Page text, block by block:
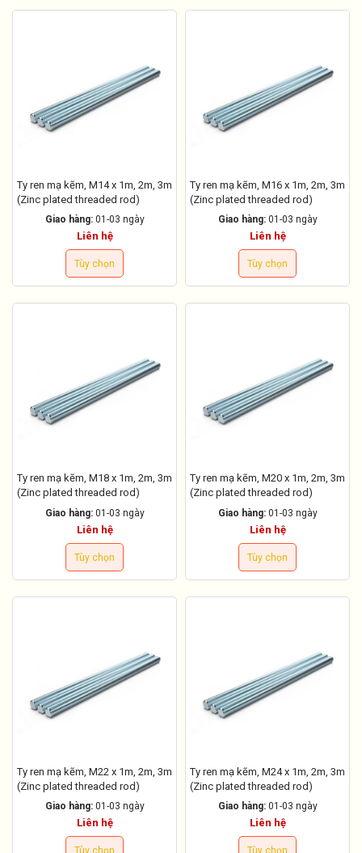
Ty ren mạ kẽm, M14 x 1m, 2m, 3m
(Zinc plated threaded rod)
Giao hàng: 01-03 ngày
Liên hệ
Tùy chọn
Ty ren mạ kẽm, M16 x 1m, 2m, 3m
(Zinc plated threaded rod)
Giao hàng: 01-03 ngày
Liên hệ
Tùy chọn
Ty ren mạ kẽm, M18 x 1m, 2m, 3m
(Zinc plated threaded rod)
Giao hàng: 01-03 ngày
Liên hệ
Tùy chọn
Ty ren mạ kẽm, M20 x 1m, 2m, 3m
(Zinc plated threaded rod)
Giao hàng: 01-03 ngày
Liên hệ
Tùy chọn
Ty ren mạ kẽm, M22 x 1m, 2m, 3m
(Zinc plated threaded rod)
Giao hàng: 01-03 ngày
Liên hệ
Tùy chọn
Ty ren mạ kẽm, M24 x 1m, 2m, 3m
(Zinc plated threaded rod)
Giao hàng: 01-03 ngày
Liên hệ
Tùy chọn